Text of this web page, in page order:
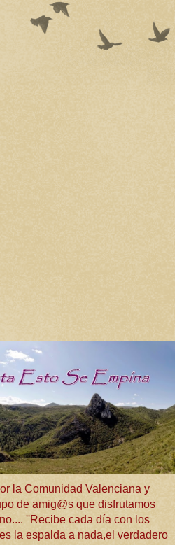
la Comunidad Valenciana y
de amig@s que disfrutamos
''Recibe cada día con los
la espalda a nada,el verdadero